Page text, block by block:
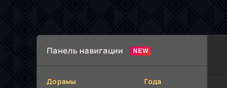
Панель навигации
Дорамы Года